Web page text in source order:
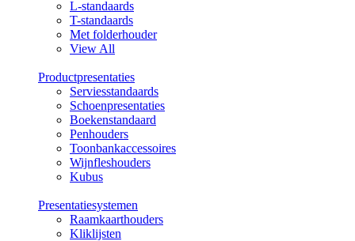
L-standaards
T-standaards
Met folderhouder
View All
Productpresentaties
Serviesstandaards
Schoenpresentaties
Boekenstandaard
Penhouders
Toonbankaccessoires
Wijnfleshouders
Kubus
Presentatiesystemen
Raamkaarthouders
Kliklijsten